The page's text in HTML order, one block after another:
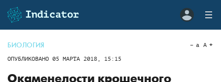
БИОЛОГИЯ
ОПУБЛИКОВАНО 05 МАРТА 2018, 15:15
a A
Окаменелости крошечного